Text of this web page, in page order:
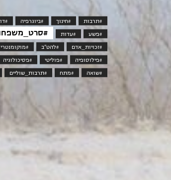
#תרבות #חינוך #ביוגרפיה
#פשע #עדות
#זכויות_אדם #להט"ב #מוקומנטרי
#פילוסופיה #פוליטי #פסיכולוגיה
#שואה #מתח #תרבות_שוליים